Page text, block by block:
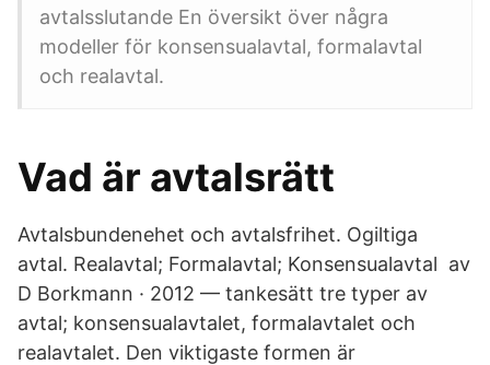
avtalsslutande En översikt över några
modeller för konsensualavtal, formalavtal
och realavtal.
Vad är avtalsrätt
Avtalsbundenehet och avtalsfrihet. Ogiltiga
avtal. Realavtal; Formalavtal; Konsensualavtal av
D Borkmann · 2012 — tankesätt tre typer av
avtal; konsensualavtalet, formalavtalet och
realavtalet. Den viktigaste formen är